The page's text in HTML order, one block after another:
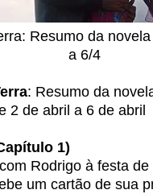
Resumo da
a 6/4
: Resumo da
2 de abril a 6 de abril
1)
Rodrigo à festa de
um cartão de sua